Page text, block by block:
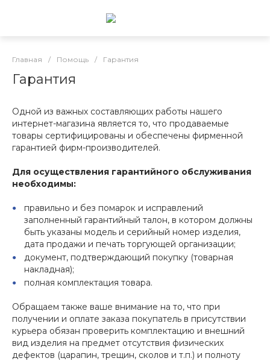
Главная / Помощь / Гарантия
Гарантия
Одной из важных составляющих работы нашего
интернет-магазина является то, что продаваемые
товары сертифицированы и обеспечены фирменной
гарантией фирм-производителей.
Для осуществления гарантийного обслуживания
необходимы:
правильно и без помарок и исправлений
заполненный гарантийный талон, в котором должны
быть указаны модель и серийный номер изделия,
дата продажи и печать торгующей организации;
документ, подтверждающий покупку (товарная
накладная);
полная комплектация товара.
Обращаем также ваше внимание на то, что при
получении и оплате заказа покупатель в присутствии
курьера обязан проверить комплектацию и внешний
вид изделия на предмет отсутствия физических
дефектов (царапин, трещин, сколов и т.п.) и полноту